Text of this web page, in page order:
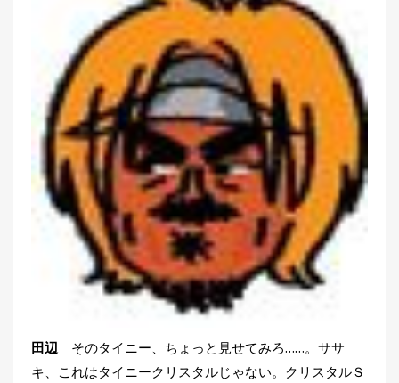
田辺 そのタイニー、ちょっと見せてみろ……。ササ
キ、これはタイニークリスタルじゃない。クリスタルＳ